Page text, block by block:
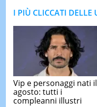
I PIÙ CLICCATI DELLE
Vip e personaggi nati
agosto: tutti i
compleanni illustri